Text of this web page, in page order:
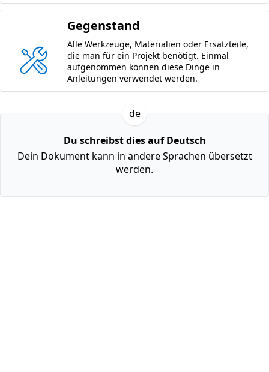
Gegenstand
Alle Werkzeuge, Materialien oder Ersatzteile,
die man für ein Projekt benötigt. Einmal
aufgenommen können diese Dinge in
Anleitungen verwendet werden.
de
Du schreibst dies auf Deutsch
Dein Dokument kann in andere Sprachen übersetzt
werden.